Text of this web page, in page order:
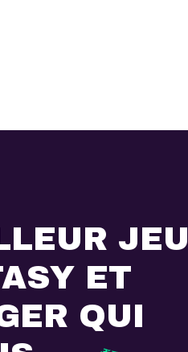
JEU
ET
QUI